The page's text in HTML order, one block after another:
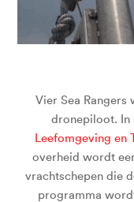
Vier Sea
dronepiloot. In
Leefomgeving en
overheid wordt
vrachtschepen die
programma